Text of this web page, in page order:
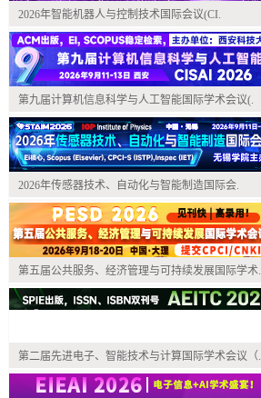
2026年智能机器人与控制技术国际会议(CI.
第九届计算机信息科学与人工智能国际学术会议(.
2026年传感器技术、自动化与智能制造国际会.
第五届公共服务、经济管理与可持续发展国际学术.
第二届先进电子、智能技术与计算国际学术会议（.